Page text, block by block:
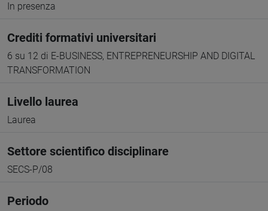
In presenza
Crediti formativi universitari
6 su 12 di E-BUSINESS, ENTREPRENEURSHIP AND DIGITAL
TRANSFORMATION
Livello laurea
Laurea
Settore scientifico disciplinare
SECS-P/08
Periodo